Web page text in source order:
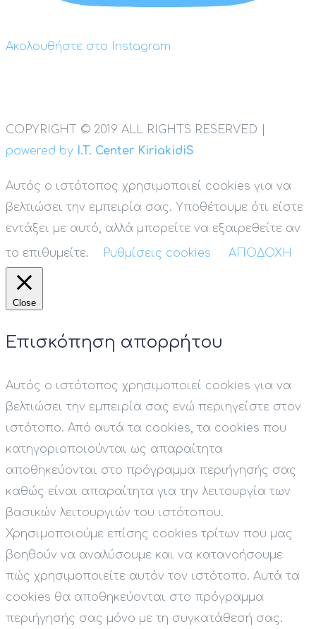
Ακολουθήστε στο Instagram
COPYRIGHT © 2019 ALL RIGHTS RESERVED |
powered by I.T. Center KiriakidiS
Αυτός ο ιστότοπος χρησιμοποιεί cookies για να
βελτιώσει την εμπειρία σας. Υποθέτουμε ότι είστε
εντάξει με αυτό, αλλά μπορείτε να εξαιρεθείτε αν
το επιθυμείτε.
Ρυθμίσεις cookies ΑΠΟΔΟΧΗ
Close
Επισκόπηση απορρήτου
Αυτός ο ιστότοπος χρησιμοποιεί cookies για να
βελτιώσει την εμπειρία σας ενώ περιηγείστε στον
ιστότοπο. Από αυτά τα cookies, τα cookies που
κατηγοριοποιούνται ως απαραίτητα
αποθηκεύονται στο πρόγραμμα περιήγησής σας
καθώς είναι απαραίτητα για την λειτουργία των
βασικών λειτουργιών του ιστότοπου.
Χρησιμοποιούμε επίσης cookies τρίτων που μας
βοηθούν να αναλύσουμε και να κατανοήσουμε
πώς χρησιμοποιείτε αυτόν τον ιστότοπο. Αυτά τα
cookies θα αποθηκεύονται στο πρόγραμμα
περιήγησής σας μόνο με τη συγκατάθεσή σας.